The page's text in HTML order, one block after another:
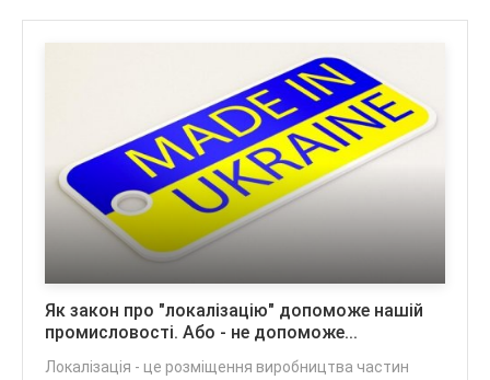
Як закон про "локалізацію" допоможе нашій
промисловості. Або - не допоможе...
Локалізація - це розміщення виробництва частин